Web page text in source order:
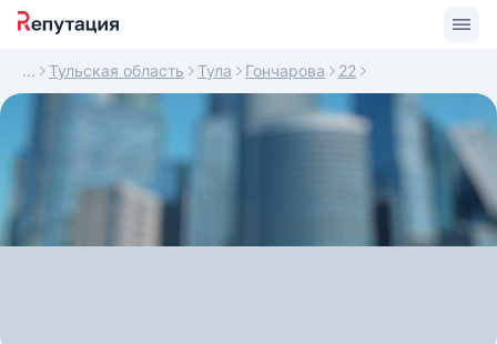
Тульская область Тула Гончарова 22